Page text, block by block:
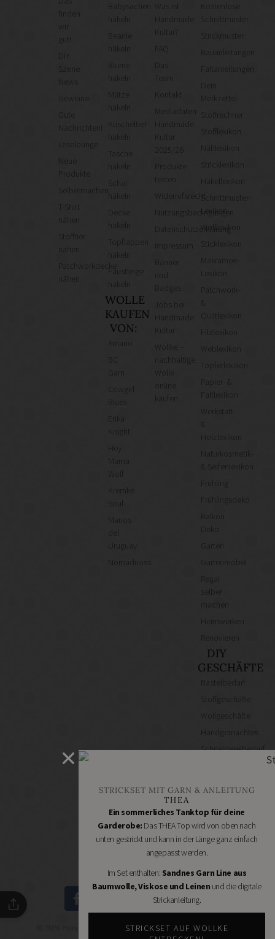
finden
gut!
News
Gute
Nachrichten!
Leselounge
Neue
Produkte
Selbermachen
T-Shirt
Stofftier
Patchworkdecke
häkeln
häkeln
Mütze
häkeln
Kuscheltier
Tasche
häkeln
häkeln
Topflappen
häkeln
Fäustlinge
häkeln
WOLLE
KAUFEN
VON:
Cowgirl
Knight
Mama
Wolf
Kremke
Manos
Uruguay
Nomadnoss
Was ist
Kultur?
Das
Team
Kontakt
Mediadaten
Kultur
2025/26
Produkte
testen
Widerrufsrecht
Nutzungsbedingungen
Datenschutzerklärung
Kultur
Wollke –
nachhaltige
kaufen
Kostenlose
Schnittmuster
Strickmuster
Bauanleitungen
Faltanleitungen
Merkzettel
Stoffrechner
Stofflexikon
Nählexikon
Stricklexikon
Häkellexikon
Schnittmuster-
Lexikon
Wolllexikon
Sticklexikon
Makramee-
Lexikon
Patchwork-
&
Quiltlexikon
Filzlexikon
Weblexikon
Töpferlexikon
Papier- &
Faltlexikon
Werkstatt-
&
Holzlexikon
Naturkosmetik-
& Seifenlexikon
Frühling
Frühlingsdeko
Deko
Garten
Gartenmöbel
Regal
Heimwerken
DIY
GESCHÄFTE
Bastelbedarf
Stoffgeschäfte
Wollgeschäfte
Handgemachtes
Schneidereibedarf
Handarbeitszubehör
Online
Shops
Schmuckzubehör
Nähmaschinen
© 2026 Handmade Kultur - DIY Community - Schöne Dinge
selbermachen.
STRICKSET MIT GARN & ANLEITUNG
THEA
Ein sommerliches Tanktop für deine
Garderobe: Das THEA Top wird von oben nach
unten gestrickt und kann in der Länge ganz einfach
angepasst werden.
Im Set enthalten: Sandnes Garn Line aus
Baumwolle, Viskose und Leinen und die digitale
Strickanleitung.
STRICKSET AUF WOLLKE